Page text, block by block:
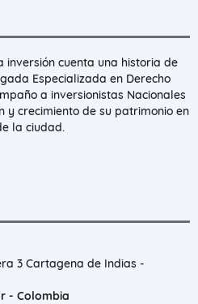
inversión cuenta una historia de
Especializada en Derecho
a inversionistas Nacionales
y crecimiento de su patrimonio en
la ciudad.
3 Cartagena de Indias -
- Colombia